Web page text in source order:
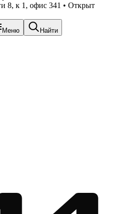
8, к 1, офис 341 • Открыт
Меню Найти